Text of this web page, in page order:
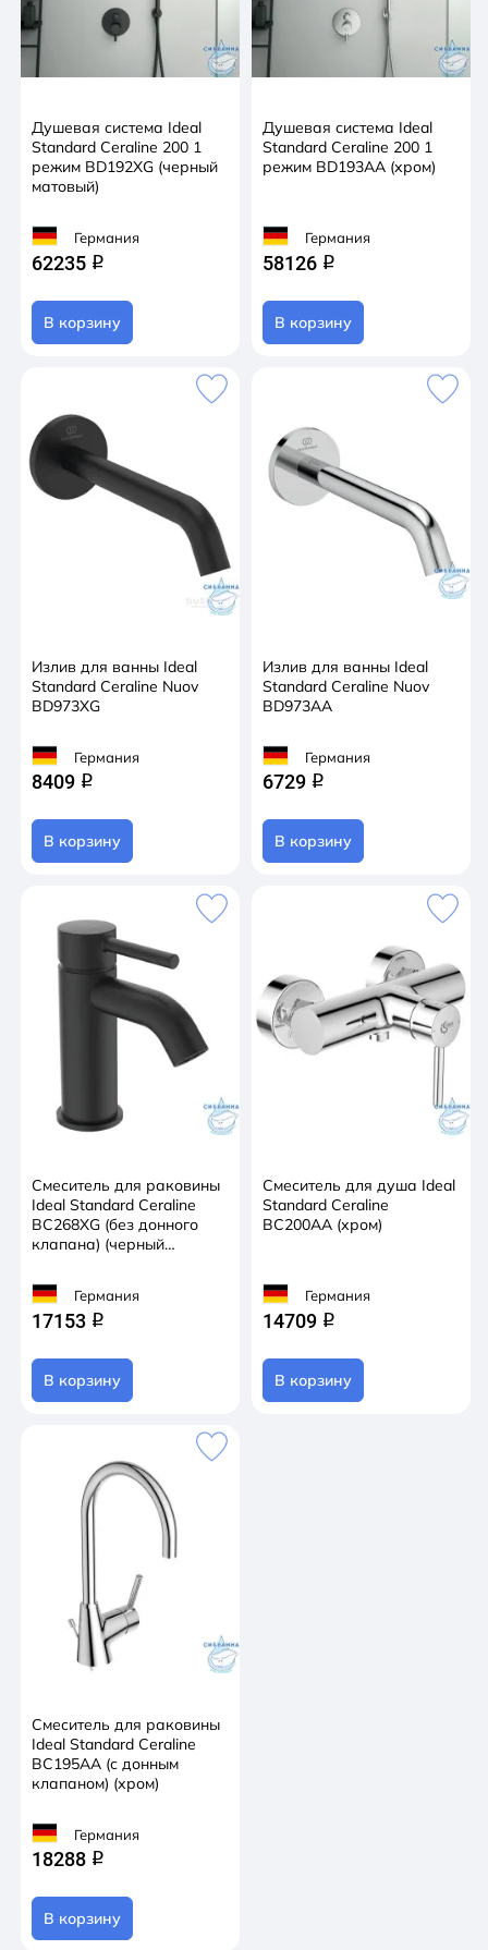
Душевая система Ideal
Standard Ceraline 200 1
режим BD192XG (черный
матовый)
Германия
62235 q
В корзину
Душевая система Ideal
Standard Ceraline 200 1
режим BD193AA (хром)
Германия
58126 q
В корзину
Излив для ванны Ideal
Standard Ceraline Nuov
BD973XG
Германия
8409 q
В корзину
Излив для ванны Ideal
Standard Ceraline Nuov
BD973AA
Германия
6729 q
В корзину
Смеситель для раковины
Ideal Standard Ceraline
BC268XG (без донного
клапана) (черный
Германия
17153 q
В корзину
Смеситель для душа Ideal
Standard Ceraline
BC200AA (хром)
Германия
14709 q
В корзину
Смеситель для раковины
Ideal Standard Ceraline
BC195AA (с донным
клапаном) (хром)
Германия
18288 q
В корзину